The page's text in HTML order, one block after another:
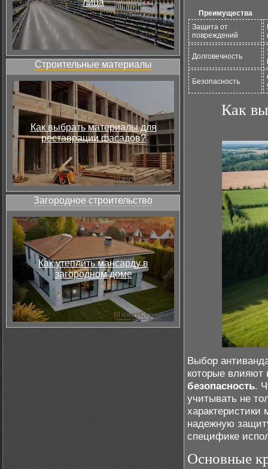
лица
Строительные материалы
Как выбрать материалы для
реставрации фасадов?
Загородное строительство
Как утеплить мансарду в
загородном доме
Преимущества
Защита от
повреждений
Долговечность
Безопасность
Как
Выбор
которые влияют
безопасность.
учитывать не
надежную
специфике
Основные